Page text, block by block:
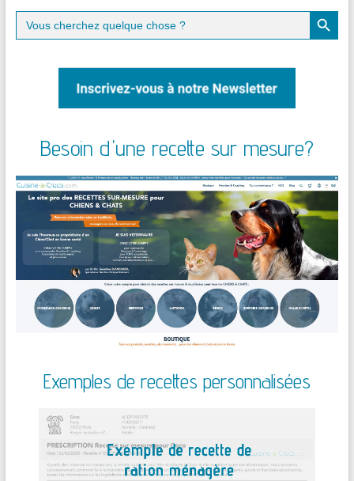
Search
for:
Search Button
Besoin d'une recette sur mesure?
Exemples de recettes personnalisées